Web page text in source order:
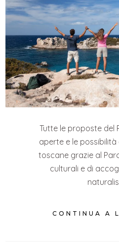
Tutte le proposte del
aperte e le possibilità
toscane grazie al
culturali e di
CONTINUA A